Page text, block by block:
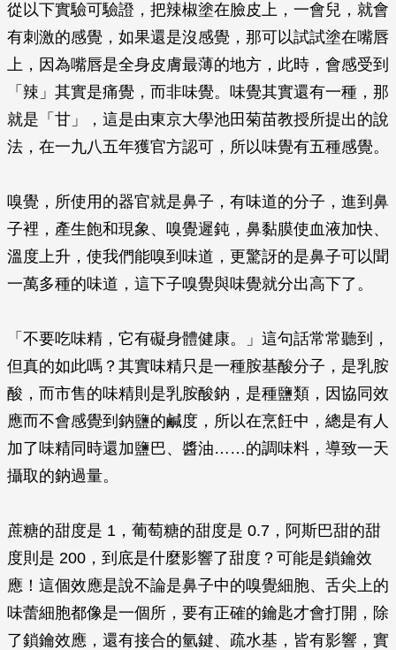
從以下實驗可驗證，把辣椒塗在臉皮上，一會兒，就會
有刺激的感覺，如果還是沒感覺，那可以試試塗在嘴唇
上，因為嘴唇是全身皮膚最薄的地方，此時，會感受到
「辣」其實是痛覺，而非味覺。味覺其實還有一種，那
就是「甘」，這是由東京大學池田菊苗教授所提出的說
法，在一九八五年獲官方認可，所以味覺有五種感覺。
嗅覺，所使用的器官就是鼻子，有味道的分子，進到鼻
子裡，產生飽和現象、嗅覺遲鈍，鼻黏膜使血液加快、
溫度上升，使我們能嗅到味道，更驚訝的是鼻子可以聞
一萬多種的味道，這下子嗅覺與味覺就分出高下了。
「不要吃味精，它有礙身體健康。」這句話常常聽到，
但真的如此嗎？其實味精只是一種胺基酸分子，是乳胺
酸，而市售的味精則是乳胺酸鈉，是種鹽類，因協同效
應而不會感覺到鈉鹽的鹹度，所以在烹飪中，總是有人
加了味精同時還加鹽巴、醬油……的調味料，導致一天
攝取的鈉過量。
蔗糖的甜度是 1，葡萄糖的甜度是 0.7，阿斯巴甜的甜
度則是 200，到底是什麼影響了甜度？可能是鎖鑰效
應！這個效應是說不論是鼻子中的嗅覺細胞、舌尖上的
味蕾細胞都像是一個所，要有正確的鑰匙才會打開，除
了鎖鑰效應，還有接合的氫鍵、疏水基，皆有影響，實